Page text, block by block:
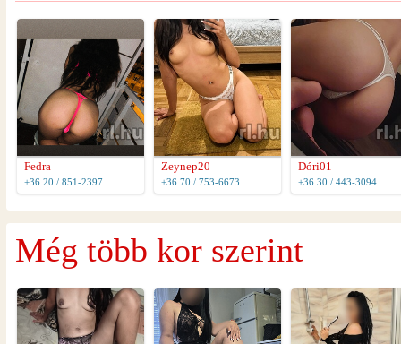
Fedra
+36 20 / 851-2397
Zeynep20
+36 70 / 753-6673
Dóri01
+36 30 / 443-3094
Még több kor szerint